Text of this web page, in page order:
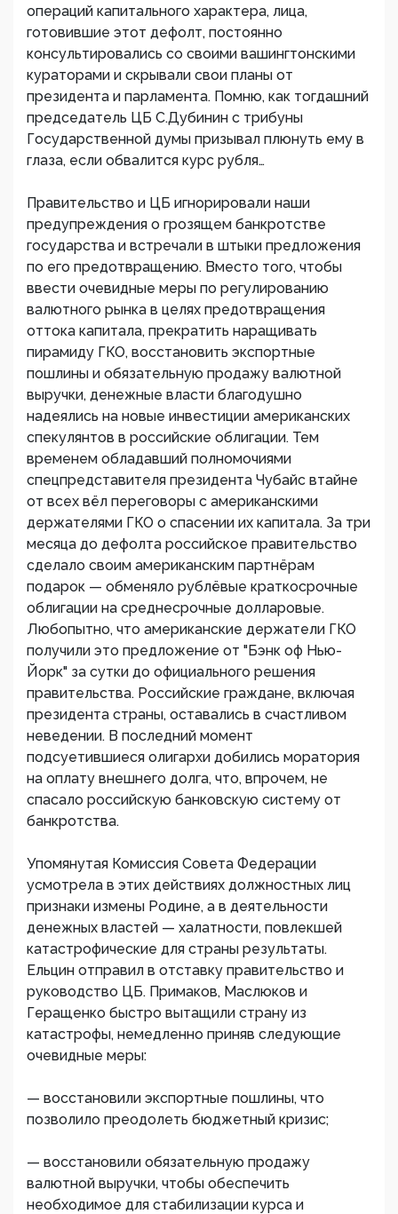
операций капитального характера, лица,
готовившие этот дефолт, постоянно
консультировались со своими вашингтонскими
кураторами и скрывали свои планы от
президента и парламента. Помню, как тогдашний
председатель ЦБ С.Дубинин с трибуны
Государственной думы призывал плюнуть ему в
глаза, если обвалится курс рубля…
Правительство и ЦБ игнорировали наши
предупреждения о грозящем банкротстве
государства и встречали в штыки предложения
по его предотвращению. Вместо того, чтобы
ввести очевидные меры по регулированию
валютного рынка в целях предотвращения
оттока капитала, прекратить наращивать
пирамиду ГКО, восстановить экспортные
пошлины и обязательную продажу валютной
выручки, денежные власти благодушно
надеялись на новые инвестиции американских
спекулянтов в российские облигации. Тем
временем обладавший полномочиями
спецпредставителя президента Чубайс втайне
от всех вёл переговоры с американскими
держателями ГКО о спасении их капитала. За три
месяца до дефолта российское правительство
сделало своим американским партнёрам
подарок — обменяло рублёвые краткосрочные
облигации на среднесрочные долларовые.
Любопытно, что американские держатели ГКО
получили это предложение от "Бэнк оф Нью-
Йорк" за сутки до официального решения
правительства. Российские граждане, включая
президента страны, оставались в счастливом
неведении. В последний момент
подсуетившиеся олигархи добились моратория
на оплату внешнего долга, что, впрочем, не
спасало российскую банковскую систему от
банкротства.
Упомянутая Комиссия Совета Федерации
усмотрела в этих действиях должностных лиц
признаки измены Родине, а в деятельности
денежных властей — халатности, повлекшей
катастрофические для страны результаты.
Ельцин отправил в отставку правительство и
руководство ЦБ. Примаков, Маслюков и
Геращенко быстро вытащили страну из
катастрофы, немедленно приняв следующие
очевидные меры:
— восстановили экспортные пошлины, что
позволило преодолеть бюджетный кризис;
— восстановили обязательную продажу
валютной выручки, чтобы обеспечить
необходимое для стабилизации курса и